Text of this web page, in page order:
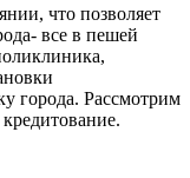
что позволяет
все в пешей
города. Рассмотрим